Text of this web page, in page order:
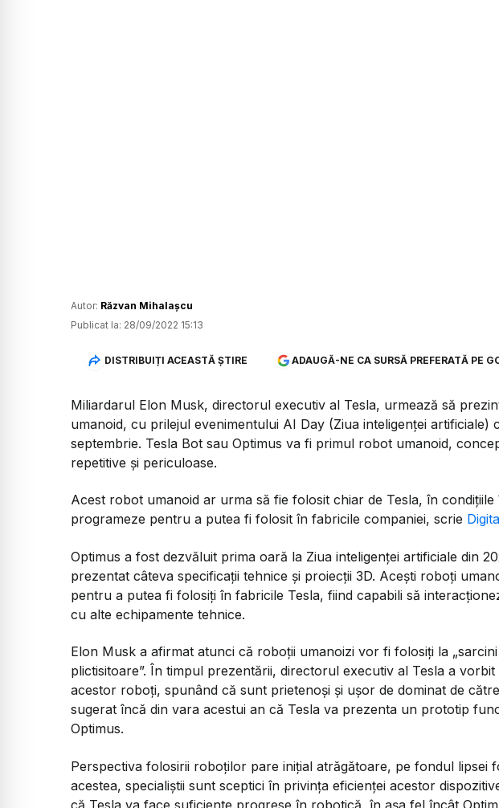
Autor: Răzvan Mihalașcu
Publicat la: 28/09/2022 15:13
DISTRIBUIȚI ACEASTĂ ȘTIRE ADAUGĂ-NE CA SURSĂ PREFERATĂ PE
Miliardarul Elon Musk, directorul executiv al Tesla, urmează să
umanoid, cu prilejul evenimentului AI Day (Ziua inteligenței artificiale)
septembrie. Tesla Bot sau Optimus va fi primul robot umanoid,
repetitive și periculoase.
Acest robot umanoid ar urma să fie folosit chiar de Tesla, în
programeze pentru a putea fi folosit în fabricile companiei, scrie
Optimus a fost dezvăluit prima oară la Ziua inteligenței artificiale din
prezentat câteva specificații tehnice și proiecții 3D. Acești roboți
pentru a putea fi folosiți în fabricile Tesla, fiind capabili să
cu alte echipamente tehnice.
Elon Musk a afirmat atunci că roboții umanoizi vor fi folosiți la
plictisitoare”. În timpul prezentării, directorul executiv al Tesla a
acestor roboți, spunând că sunt prietenoși și ușor de dominat de
sugerat încă din vara acestui an că Tesla va prezenta un prototip
Optimus.
Perspectiva folosirii roboților pare inițial atrăgătoare, pe fondul lipsei
acestea, specialiștii sunt sceptici în privința eficienței acestor
că Tesla va face suficiente progrese în robotică, în așa fel încât